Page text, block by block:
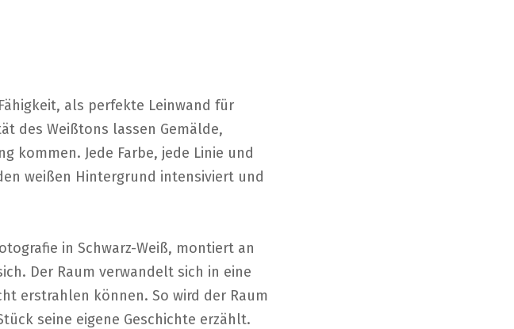
als perfekte Leinwand für
des Weißtons lassen Gemälde,
kommen. Jede Farbe, jede Linie und
weißen Hintergrund intensiviert und
in Schwarz-Weiß, montiert an
Der Raum verwandelt sich in eine
erstrahlen können. So wird der Raum
seine eigene Geschichte erzählt.